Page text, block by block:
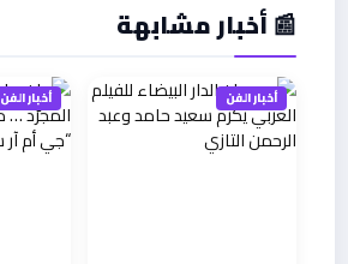
📰 أخبار مشابهة
أخبار الفن أخبار الفن